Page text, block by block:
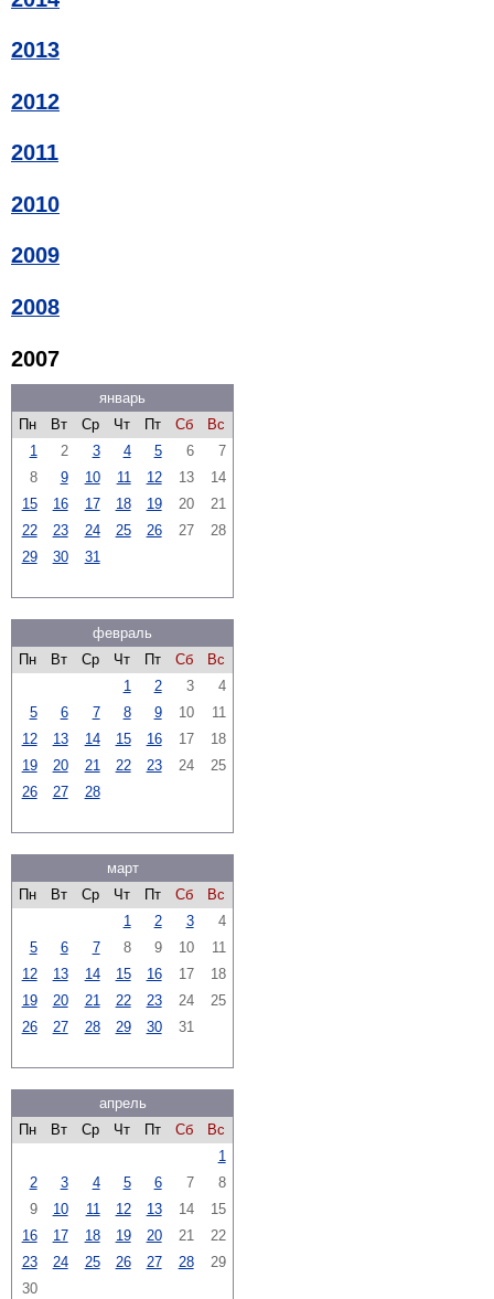
2013
2012
2011
2010
2009
2008
2007
январь
Пн
Вт Ср Чт Пт Сб
Вс
1
2 3 4 5 6
7
8
9 10 11 12 13
14
15
16 17 18 19 20
21
22
23 24 25 26 27
28
29
30 31
февраль
Пн
Вт Ср Чт Пт Сб
Вс
1
2 3
4
5
6 7 8 9 10
11
12
13 14 15 16 17
18
19
20 21 22 23 24
25
26
27 28
март
Пн
Вт Ср Чт Пт Сб
Вс
1
2 3
4
5
6 7 8 9 10
11
12
13 14 15 16 17
18
19
20 21 22 23 24
25
26
27 28 29 30 31
апрель
Пн
Вт Ср Чт Пт Сб
Вс
1
2
3 4 5 6 7
8
9
10 11 12 13 14
15
16
17 18 19 20 21
22
23
24 25 26 27 28
29
30